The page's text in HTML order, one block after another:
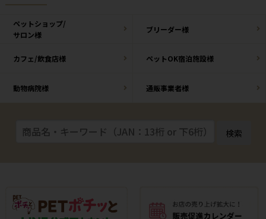
ペットショップ/
サロン様
ブリーダー様
カフェ/飲食店様 ペットOK宿泊施設様
動物病院様 通販事業者様
検索